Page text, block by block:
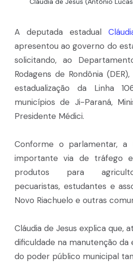
A deputada estadual
apresentou ao governo do
solicitando, ao
Rodagens de Rondônia
estadualização da Linha
municípios de Ji-Paraná,
Presidente Médici.
Conforme o parlamentar, a
importante via de tráfego
produtos para
pecuaristas, estudantes e
Novo Riachuelo e outras
Cláudia de Jesus explica que,
dificuldade na manutenção
do poder público municipal